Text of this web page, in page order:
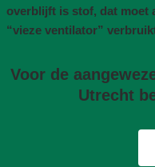
overblijft is stof, dat moet
“vieze ventilator”
Voor de
Utrecht